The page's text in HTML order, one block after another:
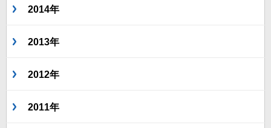
2014年
2013年
2012年
2011年